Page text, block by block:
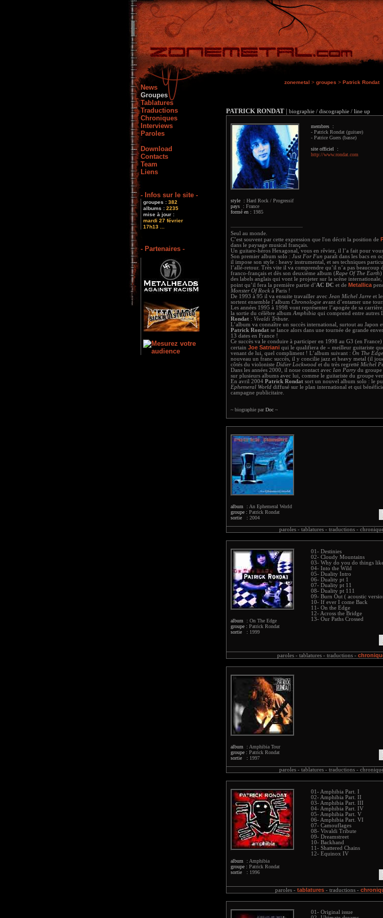
News
Groupes
Tablatures
Traductions
Chroniques
Interviews
Paroles
Download
Contacts
Team
Liens
- Infos sur le site -
groupes : 382
albums : 2235
mise à jour :
mardi 27 février
17h13 ...
- Partenaires -
zonemetal > groupes > Patrick Rondat
PATRICK RONDAT | biographie / discographie / line up
style : Hard Rock / Progressif
pays : France
formé en : 1985
membres :
- Patrick Rondat (guitare)
- Patrice Guers (basse)
site officiel :
http://www.rondat.com
Seul au monde.
C’est souvent par cette expression que l'on décrit la position de
dans le paysage musical français.
Un guitare-héros Hexagonal, vous en rêviez, il l’a fait pour
Son premier album solo : Just For Fun paraît dans les bacs en
il impose son style : heavy instrumental, et ses techniques
l’allé-retour. Très vite il va comprendre qu’il n’a pas beaucoup
franco-français et dès son deuxième album (Rape Of The Earth)
des labels anglais qui vont le projeter sur la scène internationale,
point qu’il fera la première partie d’AC DC et de Metallica
Monster Of Rock à Paris !
De 1993 à 95 il va ensuite travailler avec Jean Michel Jarre et
sortent ensemble l’album Chronologie avant d’entamer une
Les années 1995 à 1998 vont représenter l’apogée de sa
la sortie du célèbre album Amphibia qui comprend entre autres
Rondat : Vivaldi Tribute
L’album va connaître un succès international, surtout au Japon
Patrick Rondat se lance alors dans une tournée de grande
13 dates en France !
Ce succès va le conduire à participer en 1998 au G3 (en France)
certain Joe Satriani qui le qualifiera de « meilleur guitariste
venant de lui, quel compliment ! L’album suivant : On The Edge
nouveau un franc succès, il y concilie jazz et heavy metal (il
côtés du violoniste Didier Lockwood et du très regretté Michel
Dans les années 2000, il noue contact avec Ian Parry du groupe
sur plusieurs albums avec lui, comme le guitariste du groupe
En avril 2004 Patrick Rondat sort un nouvel album solo : le
Ephemeral World diffusé sur le plan international et qui
campagne publicitaire.
~ biographie parDoc ~
album : An Ephemeral World
groupe : Patrick Rondat
sortie : 2004
paroles - tablatures - traductions -
album : On The Edge
groupe : Patrick Rondat
sortie : 1999
01- Destinies
02- Cloudy Mountains
03- Why do you do things
04- Into the Wild
05- Duality Intro
06- Duality pt 1
07- Duality pt 11
08- Duality pt 111
09- Burn Out ( acoustic
10- If ever I come Back
11- On the Edge
12- Across the Bridge
13- Our Paths Crossed
paroles - tablatures - traductions -
album : Amphibia Tour
groupe : Patrick Rondat
sortie : 1997
paroles - tablatures - traductions -
album : Amphibia
groupe : Patrick Rondat
sortie : 1996
01- Amphibia Part. I
02- Amphibia Part. II
03- Amphibia Part. III
04- Amphibia Part. IV
05- Amphibia Part. V
06- Amphibia Part. VI
07- Camouflages
08- Vivaldi Tribute
09- Dreamstreet
10- Backhand
11- Shattered Chains
12- Equinox IV
paroles - tablatures- traductions -
01- Original issue